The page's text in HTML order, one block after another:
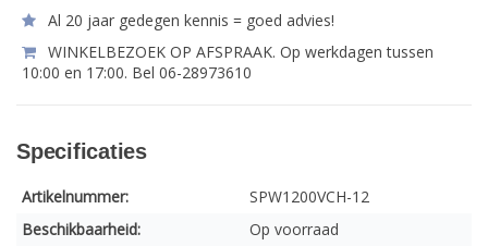
Al 20 jaar gedegen kennis = goed advies!
WINKELBEZOEK OP AFSPRAAK. Op werkdagen tussen
10:00 en 17:00. Bel 06-28973610
Specificaties
Artikelnummer:
SPW1200VCH-12
Beschikbaarheid:
Op voorraad